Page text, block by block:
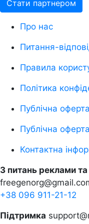
Стати партнером
Про нас
Питання-
Правила
Політика
Публічна
Публічна
Контактна
З питань реклами та
+38 096 911-21-12
Підтримка